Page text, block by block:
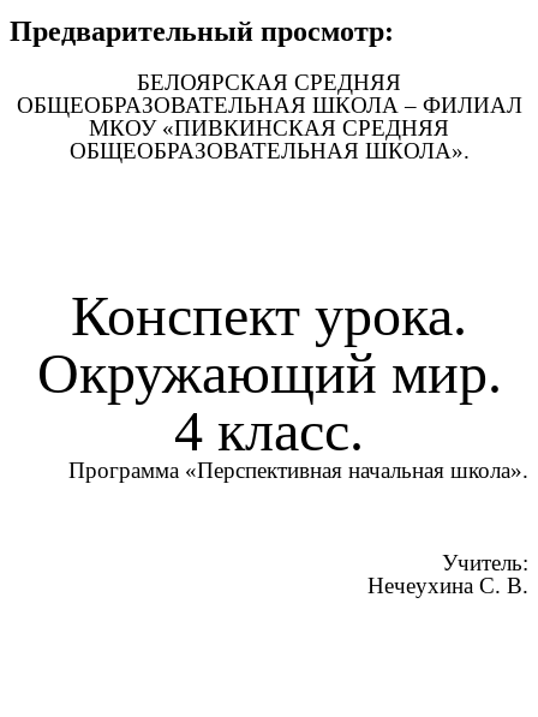
Предварительный просмотр:
БЕЛОЯРСКАЯ СРЕДНЯЯ
ОБЩЕОБРАЗОВАТЕЛЬНАЯ ШКОЛА – ФИЛИАЛ
МКОУ «ПИВКИНСКАЯ СРЕДНЯЯ
ОБЩЕОБРАЗОВАТЕЛЬНАЯ ШКОЛА».
Конспект урока.
Окружающий мир.
4 класс.
Программа «Перспективная начальная школа».
Учитель:
Нечеухина С. В.